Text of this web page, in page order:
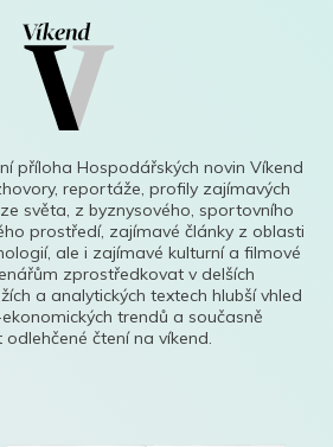
příloha Hospodářských novin Víkend
reportáže, profily zajímavých
světa, z byznysového, sportovního
prostředí, zajímavé články z oblasti
ale i zajímavé kulturní a filmové
zprostředkovat v delších
a analytických textech hlubší vhled
trendů a současně
čtení na víkend.